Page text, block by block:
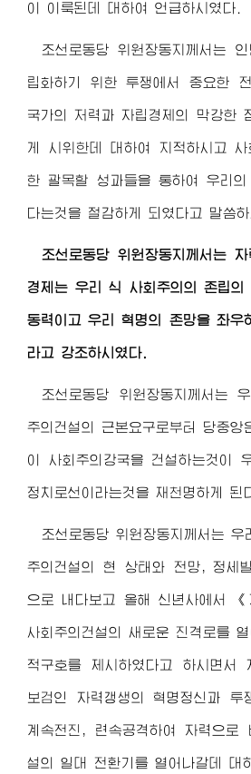
이 이룩된데 대하여 언급하시였다.
조선로동당위원장동지 께서는
립화하기 위한 투쟁에서 중요한
국가의 저력과 자립경제의 막강한
게 시위한데 대하여 지적하시고 사
한 괄목할 성과들을 통하여 우리
다는것을 절감하게 되였다고 말씀하
조선로동당 위원장동지 께서는 자
경제는 우리 식 사회주의의 존립의
동력이고 우리 혁명의 존망을 좌우
라고 강조하시였다.
조선로동당 위원장동지 께서는
주의건설의 근본요구로부터 당중앙
이 사회주의강국을 건설하는것이
정치로선이라는것을 재천명하게 된
조선로동당 위원장동지 께서는 우
주의건설의 현 상태와 전망, 정세
으로 내다보고 올해 신년사에서 《
사회주의건설의 새로운 진격로를
적구호를 제시하였다고 하시면서
보검인 자력갱생의 혁명정신과 투
계속전진, 련속공격하여 자력으로
설의 일대 전환기를 열어나갈데 대